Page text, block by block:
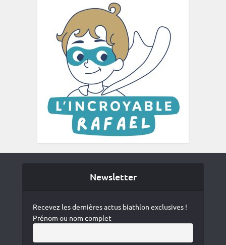
Newsletter
Recevez les dernières actus biathlon exclusives !
Prénom ou nom complet